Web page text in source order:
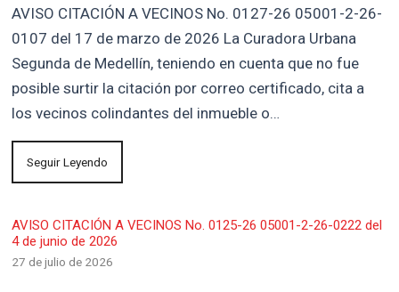
AVISO CITACIÓN A VECINOS No. 0127-26 05001-2-26-
0107 del 17 de marzo de 2026 La Curadora Urbana
Segunda de Medellín, teniendo en cuenta que no fue
posible surtir la citación por correo certificado, cita a
los vecinos colindantes del inmueble o…
Seguir Leyendo
AVISO CITACIÓN A VECINOS No. 0125-26 05001-2-26-0222 del
4 de junio de 2026
27 de julio de 2026